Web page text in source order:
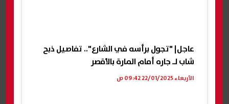
عاجل| "تجول برأسه في الشارع".. تفاصيل ذبح
شاب لـ جاره أمام المارة بالأقصر
الأربعاء 22/01/2025 09:42 ص